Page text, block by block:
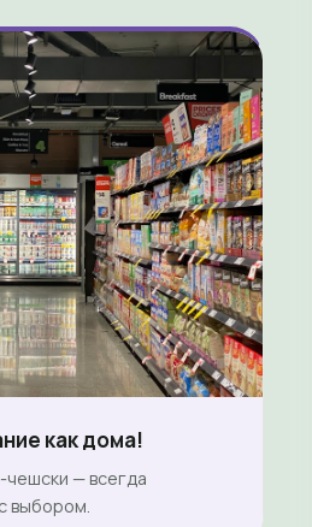
как дома!
чешски — всегда
выбором.